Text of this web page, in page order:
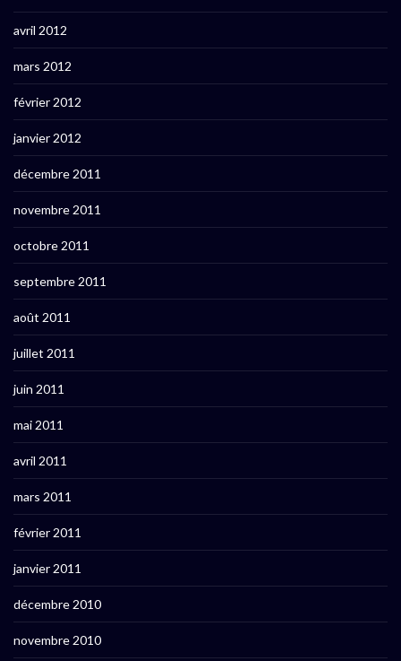
avril 2012
mars 2012
février 2012
janvier 2012
décembre 2011
novembre 2011
octobre 2011
septembre 2011
août 2011
juillet 2011
juin 2011
mai 2011
avril 2011
mars 2011
février 2011
janvier 2011
décembre 2010
novembre 2010